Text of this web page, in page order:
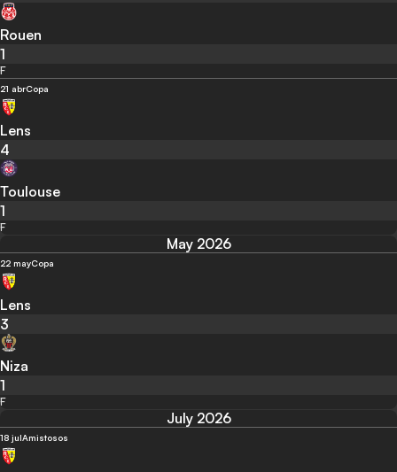
Rouen
1
F
21 abrCopa
Lens
4
Toulouse
1
F
May 2026
22 mayCopa
Lens
3
Niza
1
F
July 2026
18 julAmistosos